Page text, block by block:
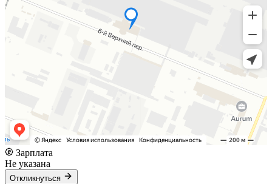
Зарплата
Не указана
Откликнуться